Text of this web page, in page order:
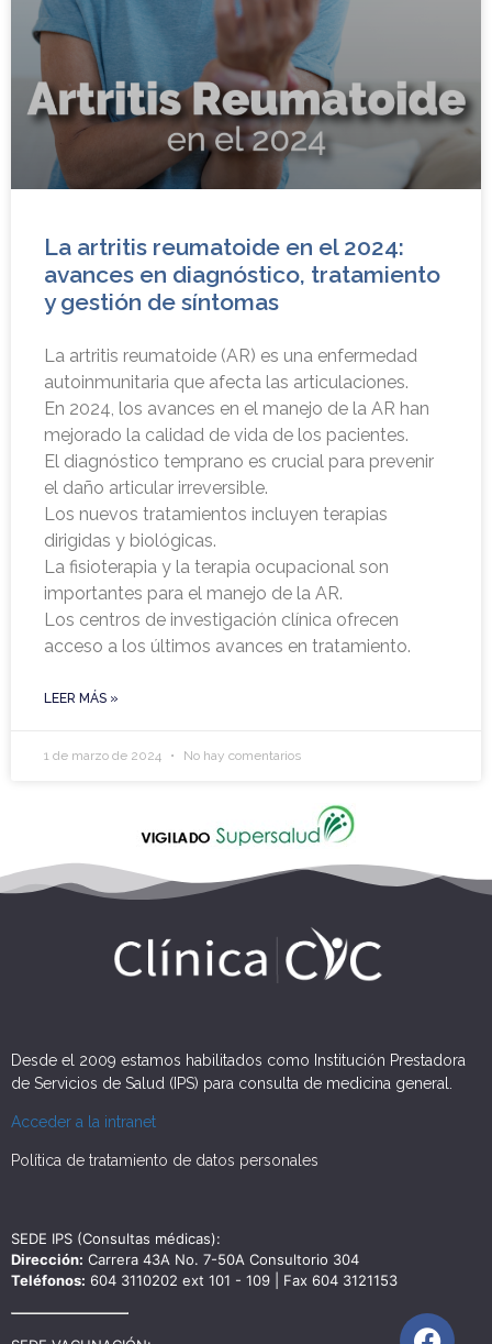
La artritis reumatoide en el 2024:
avances en diagnóstico, tratamiento
y gestión de síntomas
La artritis reumatoide (AR) es una enfermedad
autoinmunitaria que afecta las articulaciones.
En 2024, los avances en el manejo de la AR han
mejorado la calidad de vida de los pacientes.
El diagnóstico temprano es crucial para prevenir
el daño articular irreversible.
Los nuevos tratamientos incluyen terapias
dirigidas y biológicas.
La fisioterapia y la terapia ocupacional son
importantes para el manejo de la AR.
Los centros de investigación clínica ofrecen
acceso a los últimos avances en tratamiento.
LEER MÁS »
1 de marzo de 2024 No hay comentarios
Desde el 2009 estamos habilitados como Institución Prestadora
de Servicios de Salud (IPS) para consulta de medicina general.
Acceder a la intranet
Política de tratamiento de datos personales
SEDE IPS (Consultas médicas):
Dirección: Carrera 43A No. 7-50A Consultorio 304
Teléfonos: 604 3110202 ext 101 - 109 | Fax 604 3121153